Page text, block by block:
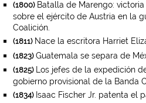
(1800)Batalla de Marengo:
sobre el ejército de Austria en la
Coalición.
(1811)Nace la escritora Harriet
(1823)Guatemala se separa de
(1825)Los jefes de la expedición
gobierno provisional de la Banda
(1834)Isaac Fischer Jr. patenta el